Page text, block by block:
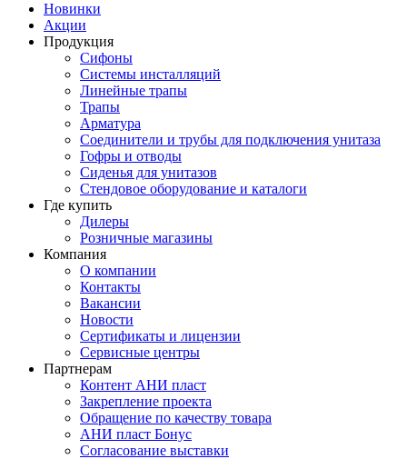
Новинки
Акции
Продукция
Сифоны
Системы инсталляций
Линейные трапы
Трапы
Арматура
Соединители и трубы для подключения унитаза
Гофры и отводы
Сиденья для унитазов
Стендовое оборудование и каталоги
Где купить
Дилеры
Розничные магазины
Компания
О компании
Контакты
Вакансии
Новости
Сертификаты и лицензии
Сервисные центры
Партнерам
Контент АНИ пласт
Закрепление проекта
Обращение по качеству товара
АНИ пласт Бонус
Согласование выставки